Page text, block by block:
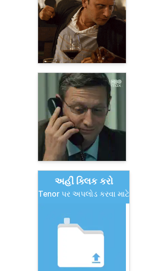
અહીં ક્લિક કરો
Tenor પર અપલોડ કરવા માટે